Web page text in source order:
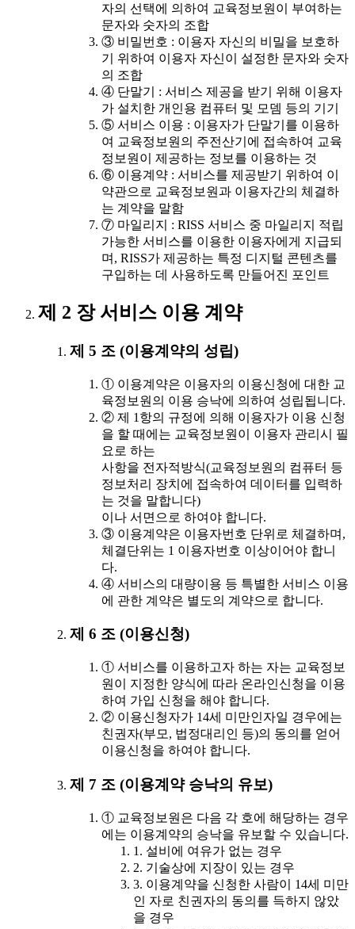
자의 선택에 의하여 교육정보원이 부여하는
문자와 숫자의 조합
③ 비밀번호 : 이용자 자신의 비밀을 보호하
기 위하여 이용자 자신이 설정한 문자와 숫자
의 조합
④ 단말기 : 서비스 제공을 받기 위해 이용자
가 설치한 개인용 컴퓨터 및 모뎀 등의 기기
⑤ 서비스 이용 : 이용자가 단말기를 이용하
여 교육정보원의 주전산기에 접속하여 교육
정보원이 제공하는 정보를 이용하는 것
⑥ 이용계약 : 서비스를 제공받기 위하여 이
약관으로 교육정보원과 이용자간의 체결하
는 계약을 말함
⑦ 마일리지 : RISS 서비스 중 마일리지 적립
가능한 서비스를 이용한 이용자에게 지급되
며, RISS가 제공하는 특정 디지털 콘텐츠를
구입하는 데 사용하도록 만들어진 포인트
제 2 장 서비스 이용 계약
제 5 조 (이용계약의 성립)
① 이용계약은 이용자의 이용신청에 대한 교
육정보원의 이용 승낙에 의하여 성립됩니다.
② 제 1항의 규정에 의해 이용자가 이용 신청
을 할 때에는 교육정보원이 이용자 관리시 필
요로 하는
사항을 전자적방식(교육정보원의 컴퓨터 등
정보처리 장치에 접속하여 데이터를 입력하
는 것을 말합니다)
이나 서면으로 하여야 합니다.
③ 이용계약은 이용자번호 단위로 체결하며,
체결단위는 1 이용자번호 이상이어야 합니
다.
④ 서비스의 대량이용 등 특별한 서비스 이용
에 관한 계약은 별도의 계약으로 합니다.
제 6 조 (이용신청)
① 서비스를 이용하고자 하는 자는 교육정보
원이 지정한 양식에 따라 온라인신청을 이용
하여 가입 신청을 해야 합니다.
② 이용신청자가 14세 미만인자일 경우에는
친권자(부모, 법정대리인 등)의 동의를 얻어
이용신청을 하여야 합니다.
제 7 조 (이용계약 승낙의 유보)
① 교육정보원은 다음 각 호에 해당하는 경우
에는 이용계약의 승낙을 유보할 수 있습니다.
1. 설비에 여유가 없는 경우
2. 기술상에 지장이 있는 경우
3. 이용계약을 신청한 사람이 14세 미만
인 자로 친권자의 동의를 득하지 않았
을 경우